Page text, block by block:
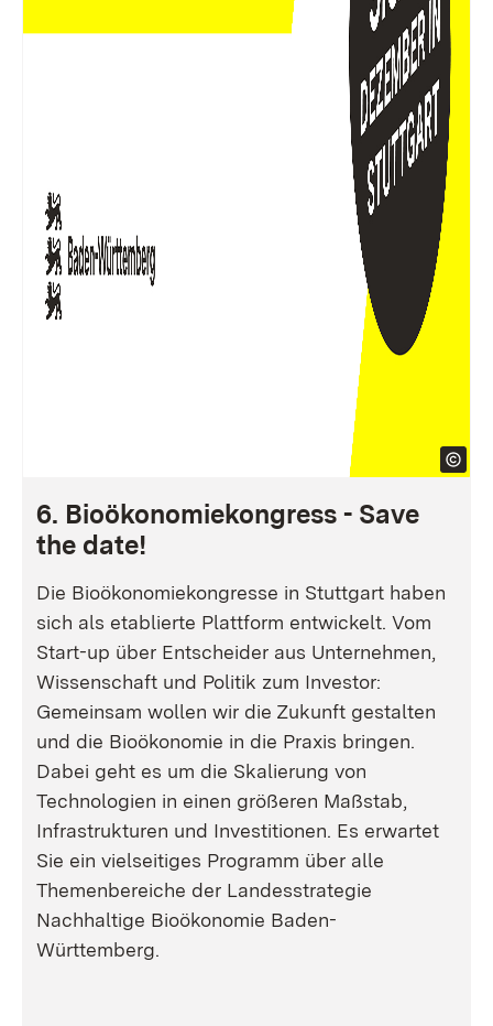
6. Bioökonomiekongress - Save
the date!
Die Bioökonomiekongresse in Stuttgart haben
sich als etablierte Plattform entwickelt. Vom
Start-up über Entscheider aus Unternehmen,
Wissenschaft und Politik zum Investor:
Gemeinsam wollen wir die Zukunft gestalten
und die Bioökonomie in die Praxis bringen.
Dabei geht es um die Skalierung von
Technologien in einen größeren Maßstab,
Infrastrukturen und Investitionen. Es erwartet
Sie ein vielseitiges Programm über alle
Themenbereiche der Landesstrategie
Nachhaltige Bioökonomie Baden-
Württemberg.